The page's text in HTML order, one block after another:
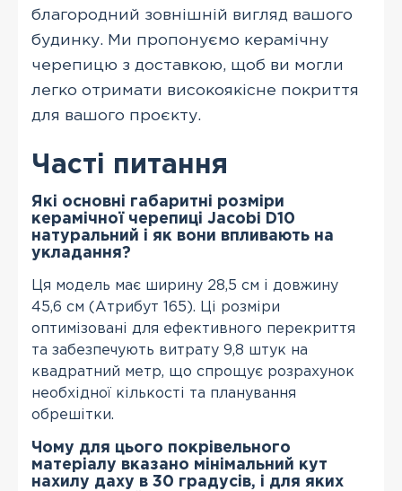
благородний зовнішній вигляд вашого
будинку. Ми пропонуємо керамічну
черепицю з доставкою, щоб ви могли
легко отримати високоякісне покриття
для вашого проєкту.
Часті питання
Які основні габаритні розміри
керамічної черепиці Jacobi D10
натуральний і як вони впливають на
укладання?
Ця модель має ширину 28,5 см і довжину
45,6 см (Атрибут 165). Ці розміри
оптимізовані для ефективного перекриття
та забезпечують витрату 9,8 штук на
квадратний метр, що спрощує розрахунок
необхідної кількості та планування
обрешітки.
Чому для цього покрівельного
матеріалу вказано мінімальний кут
нахилу даху в 30 градусів, і для яких